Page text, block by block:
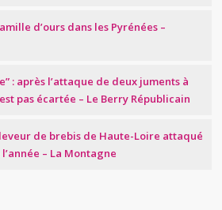
d’ours dans les Pyrénées –
: après l’attaque de deux juments à
pas écartée – Le Berry Républicain
de brebis de Haute-Loire attaqué
– La Montagne